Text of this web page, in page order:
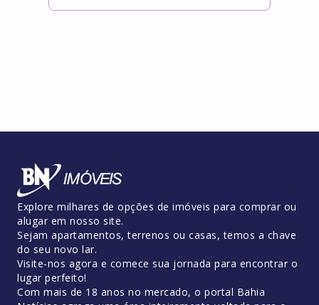
Explore milhares de opções de imóveis para comprar ou
alugar em nosso site.
Sejam apartamentos, terrenos ou casas, temos a chave
do seu novo lar.
Visite-nos agora e comece sua jornada para encontrar o
lugar perfeito!
Com mais de 18 anos no mercado, o portal Bahia